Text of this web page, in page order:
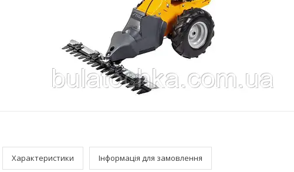
Характеристики Інформація для замовлення